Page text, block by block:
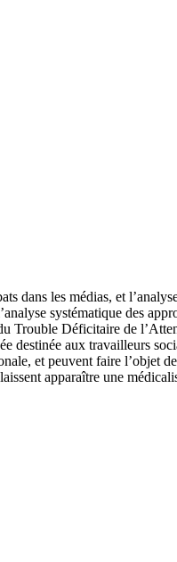
dans les médias, et
systématique des
Trouble Déficitaire de
destinée aux travailleurs
et peuvent faire l’objet
apparaître une